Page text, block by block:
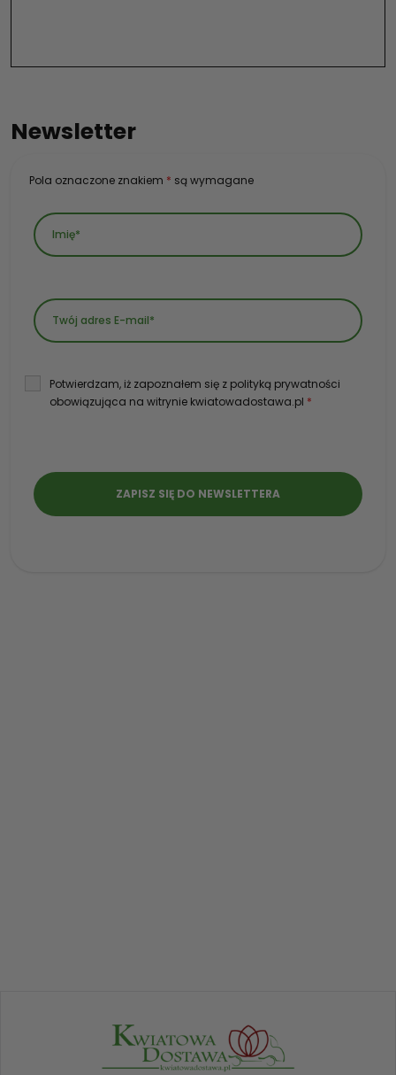
Newsletter
Pola oznaczone znakiem * są wymagane
Potwierdzam, iż zapoznałem się z polityką prywatności
obowiązująca na witrynie kwiatowadostawa.pl *